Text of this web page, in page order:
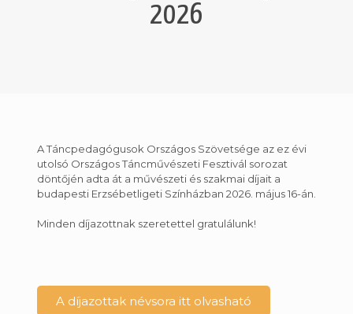
2026
A Táncpedagógusok Országos Szövetsége az ez évi
utolsó Országos Táncművészeti Fesztivál sorozat
döntőjén adta át a művészeti és szakmai díjait a
budapesti Erzsébetligeti Színházban 2026. május 16-án.
Minden díjazottnak szeretettel gratulálunk!
A díjazottak névsora itt olvasható